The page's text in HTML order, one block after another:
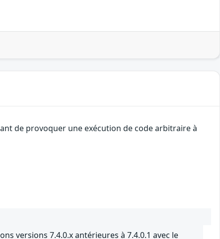
de provoquer une exécution de code arbitraire à
versions 7.4.0.x antérieures à 7.4.0.1 avec le